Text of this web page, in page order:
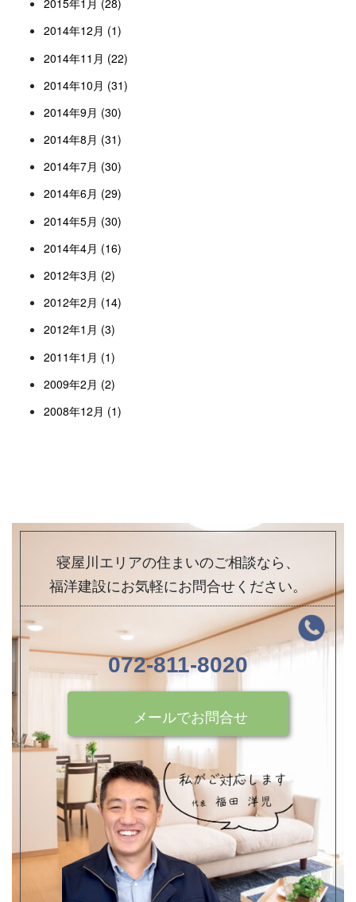
2015年1月 (28)
2014年12月 (1)
2014年11月 (22)
2014年10月 (31)
2014年9月 (30)
2014年8月 (31)
2014年7月 (30)
2014年6月 (29)
2014年5月 (30)
2014年4月 (16)
2012年3月 (2)
2012年2月 (14)
2012年1月 (3)
2011年1月 (1)
2009年2月 (2)
2008年12月 (1)
寝屋川エリアの住まいのご相談なら、
福洋建設にお気軽にお問合せください。
072-811-8020
メールでお問合せ